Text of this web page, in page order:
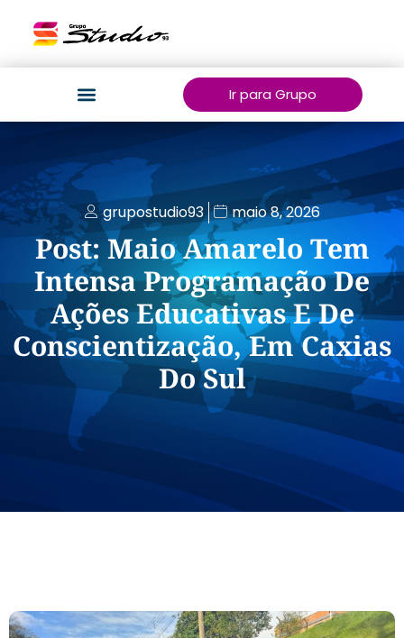
Ir para Grupo
grupostudio93 maio 8, 2026
Post: Maio Amarelo Tem
Intensa Programação De
Ações Educativas E De
Conscientização, Em Caxias
Do Sul